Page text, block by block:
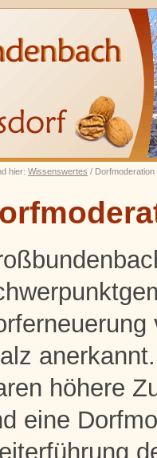
hier: Wissenswertes / Dorfmoderation
höhere
eine